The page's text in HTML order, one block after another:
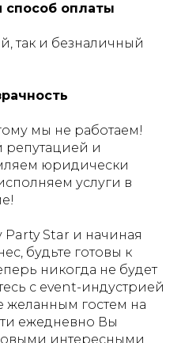
оплаты
так и безналичный
мы не работаем!
и
юридически
услуги в
Star и начиная
будьте готовы к
никогда не будет
с event-индустрией
желанным гостем на
ежедневно Вы
интересными